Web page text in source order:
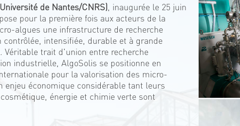
de Nantes/CNRS) , inaugurée le 25 juin
pour la première fois aux acteurs de la
algues une infrastructure de recherche
contrôlée, intensifiée, durable et à grande
Véritable trait d'union entre recherche
industrielle, AlgoSolis se positionne en
pour la valorisation des micro-
enjeu économique considérable tant leurs
énergie et chimie verte sont